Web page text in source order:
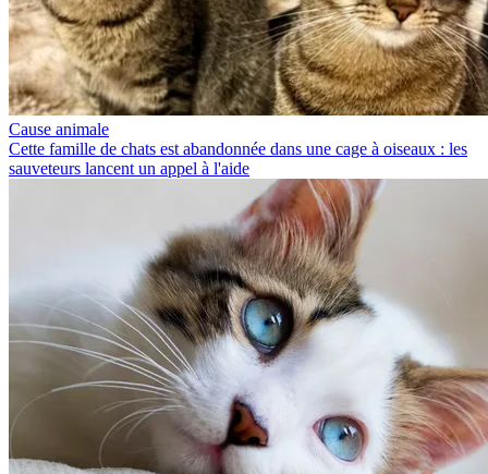
Cause animale
Cette famille de chats est abandonnée dans une cage à oiseaux : les
sauveteurs lancent un appel à l'aide